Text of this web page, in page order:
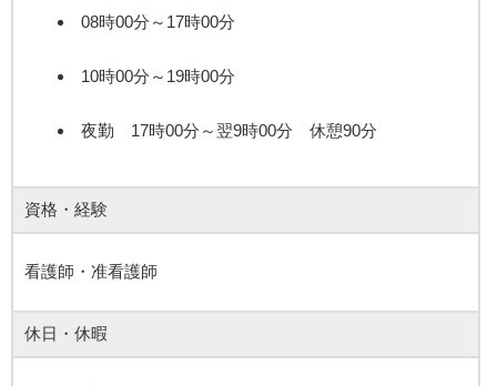
08時00分～17時00分
10時00分～19時00分
夜勤 17時00分～翌9時00分 休憩90分
資格・経験
看護師・准看護師
休日・休暇